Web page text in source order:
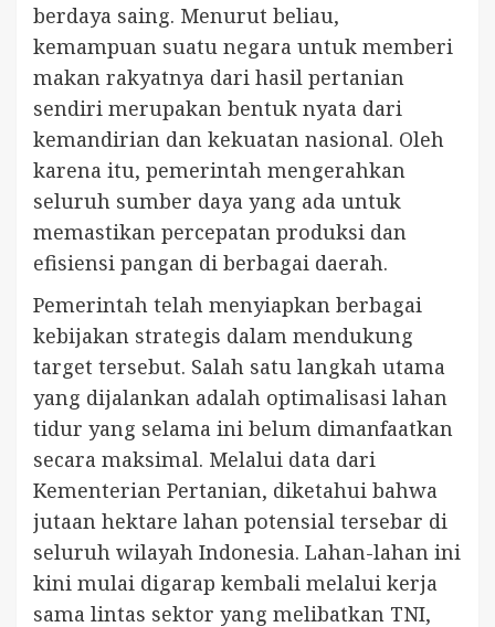
berdaya saing. Menurut beliau,
kemampuan suatu negara untuk memberi
makan rakyatnya dari hasil pertanian
sendiri merupakan bentuk nyata dari
kemandirian dan kekuatan nasional. Oleh
karena itu, pemerintah mengerahkan
seluruh sumber daya yang ada untuk
memastikan percepatan produksi dan
efisiensi pangan di berbagai daerah.
Pemerintah telah menyiapkan berbagai
kebijakan strategis dalam mendukung
target tersebut. Salah satu langkah utama
yang dijalankan adalah optimalisasi lahan
tidur yang selama ini belum dimanfaatkan
secara maksimal. Melalui data dari
Kementerian Pertanian, diketahui bahwa
jutaan hektare lahan potensial tersebar di
seluruh wilayah Indonesia. Lahan-lahan ini
kini mulai digarap kembali melalui kerja
sama lintas sektor yang melibatkan TNI,